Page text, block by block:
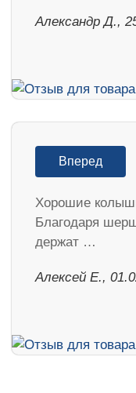
Александр Д.,
Вперед
Хорошие
Благодаря
держат …
Алексей Е.,